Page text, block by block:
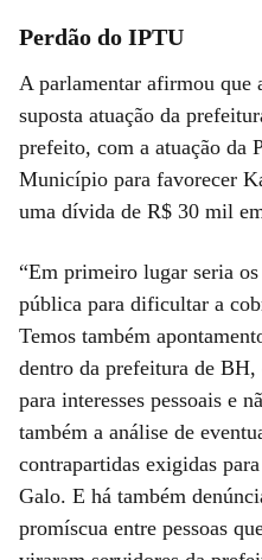
Perdão do IPTU
A parlamentar afirmou que
suposta atuação da
prefeito, com a atuação da
Município para favorecer
uma dívida de R$ 30 mil
“Em primeiro lugar seria
pública para dificultar a
Temos também
dentro da prefeitura de BH,
para interesses pessoais e
também a análise de
contrapartidas exigidas
Galo. E há também
promíscua entre pessoas